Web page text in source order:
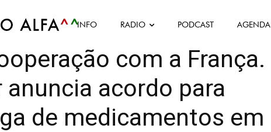
INFO RADIO PODCAST AGENDA
en avant Monde
com a França.
anuncia acordo para
de medicamentos em